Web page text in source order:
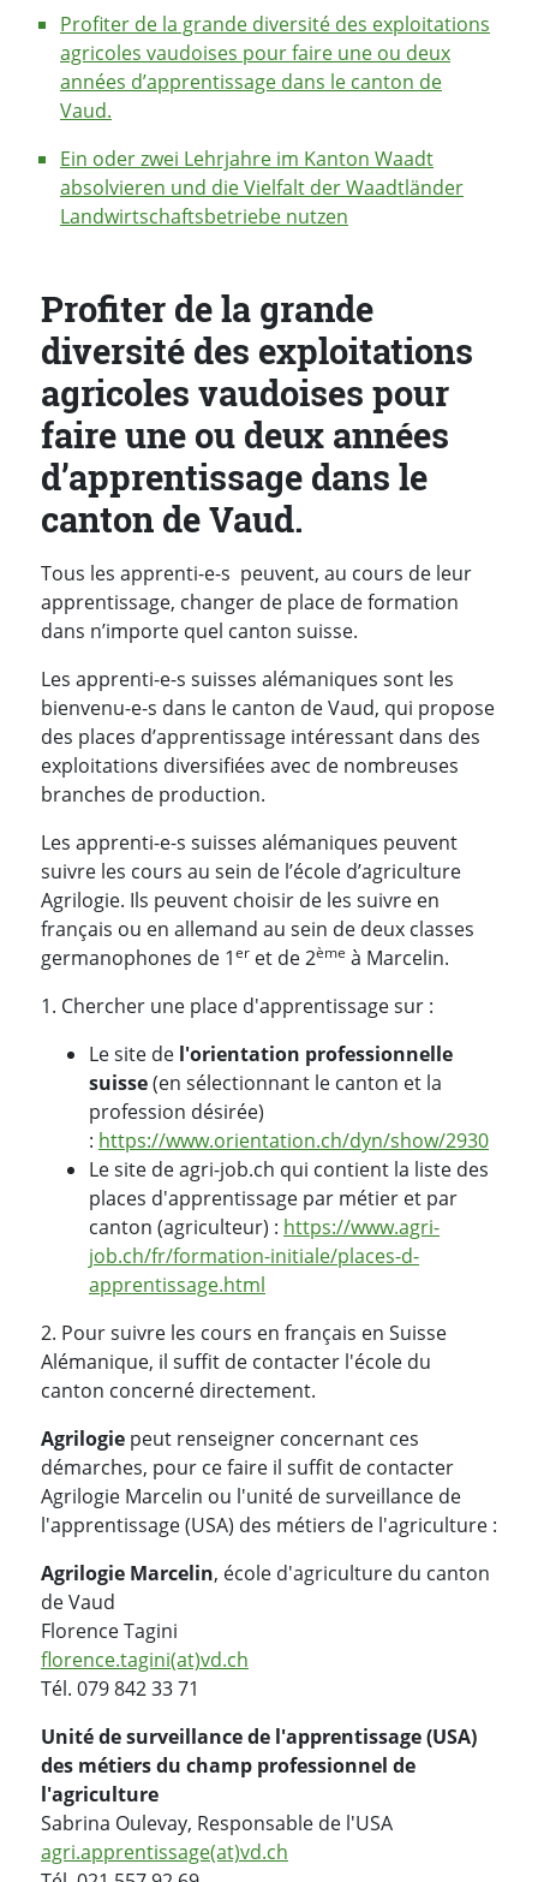
Profiter de la grande diversité des exploitations
agricoles vaudoises pour faire une ou deux
années d’apprentissage dans le canton de
Vaud.
Ein oder zwei Lehrjahre im Kanton Waadt
absolvieren und die Vielfalt der Waadtländer
Landwirtschaftsbetriebe nutzen
Profiter de la grande
diversité des exploitations
agricoles vaudoises pour
faire une ou deux années
d’apprentissage dans le
canton de Vaud.
Tous les apprenti-e-s peuvent, au cours de leur
apprentissage, changer de place de formation
dans n’importe quel canton suisse.
Les apprenti-e-s suisses alémaniques sont les
bienvenu-e-s dans le canton de Vaud, qui propose
des places d’apprentissage intéressant dans des
exploitations diversifiées avec de nombreuses
branches de production.
Les apprenti-e-s suisses alémaniques peuvent
suivre les cours au sein de l’école d’agriculture
Agrilogie. Ils peuvent choisir de les suivre en
français ou en allemand au sein de deux classes
germanophones de 1er et de 2ème à Marcelin.
1. Chercher une place d'apprentissage sur :
Le site de l'orientation professionnelle
suisse(en sélectionnant le canton et la
profession désirée)
: https://www.orientation.ch/dyn/show/2930
Le site de agri-job.ch qui contient la liste des
places d'apprentissage par métier et par
canton (agriculteur) : https://www.agri-
job.ch/fr/formation-initiale/places-d-
apprentissage.html
2. Pour suivre les cours en français en Suisse
Alémanique, il suffit de contacter l'école du
canton concerné directement.
Agrilogie peut renseigner concernant ces
démarches, pour ce faire il suffit de contacter
Agrilogie Marcelin ou l'unité de surveillance de
l'apprentissage (USA) des métiers de l'agriculture :
Agrilogie Marcelin, école d'agriculture du canton
de Vaud
Florence Tagini
florence.tagini(at)vd.ch
Tél. 079 842 33 71
Unité de surveillance de l'apprentissage (USA)
des métiers du champ professionnel de
l'agriculture
Sabrina Oulevay, Responsable de l'USA
agri.apprentissage(at)vd.ch